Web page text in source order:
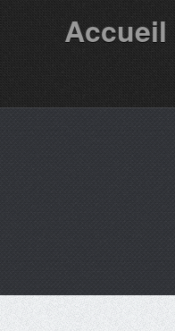
Accueil
Partenaires